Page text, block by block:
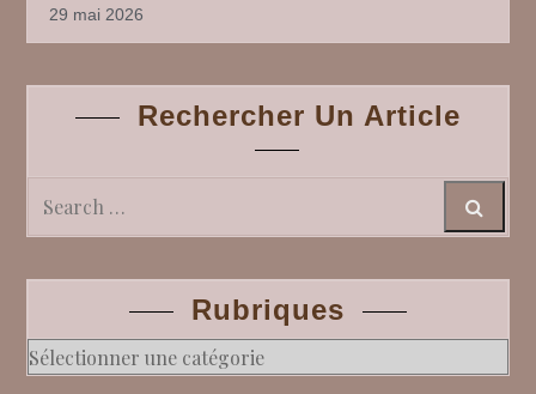
29 mai 2026
Rechercher Un Article
Rubriques
Rubriques